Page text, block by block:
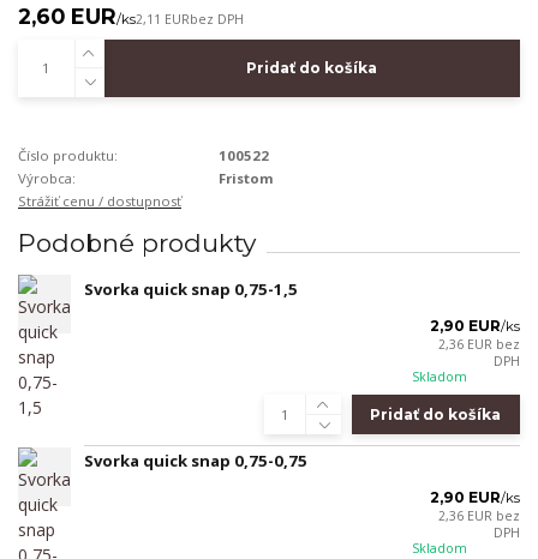
2,60 EUR/ks2,11 EURbez DPH
Pridať do košíka
Číslo produktu:
100522
Výrobca:
Fristom
Strážiť cenu / dostupnosť
Podobné produkty
Svorka quick snap 0,75-1,5
2,90 EUR/ks
2,36 EUR bez
DPH
Skladom
Pridať do košíka
Svorka quick snap 0,75-0,75
2,90 EUR/ks
2,36 EUR bez
DPH
Skladom